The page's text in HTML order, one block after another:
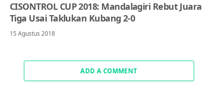
CISONTROL CUP 2018: Mandalagiri Rebut Juara
Tiga Usai Taklukan Kubang 2-0
15 Agustus 2018
ADD A COMMENT